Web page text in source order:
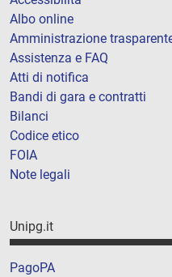
Albo online
Amministrazione
Assistenza e FAQ
Atti di notifica
Bandi di gara e contratti
Bilanci
Codice etico
FOIA
Note legali
Unipg.it
PagoPA